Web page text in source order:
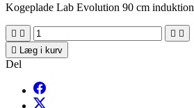
Kogeplade Lab Evolution 90 cm induktion
   

Læg i kurv
Del